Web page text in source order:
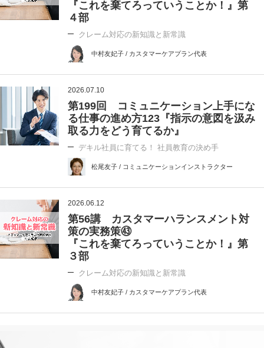
『これを棄てろっていうことか！』第
４部
クレーム対応の新知識と新常識
中村友妃子 / カスタマーケアプラン代表
2026.07.10
第199回 コミュニケーション上手にな
る仕事の進め方123『指示の意図を汲み
取る力をどう育てるか』
デキル社員に育てる！ 社員教育の決め手
松尾友子 / コミュニケーションインストラクター
2026.06.12
第56講 カスタマーハランスメント対
策の実務策㊸
『これを棄てろっていうことか！』第
３部
クレーム対応の新知識と新常識
中村友妃子 / カスタマーケアプラン代表